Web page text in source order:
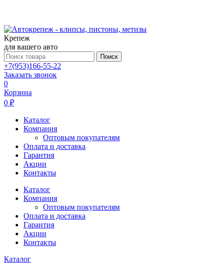
Крепеж
для вашего авто
Поиск
+7(953)166-55-22
Заказать звонок
0
Корзина
0 ₽
Каталог
Компания
Оптовым покупателям
Оплата и доставка
Гарантия
Акции
Контакты
Каталог
Компания
Оптовым покупателям
Оплата и доставка
Гарантия
Акции
Контакты
Каталог